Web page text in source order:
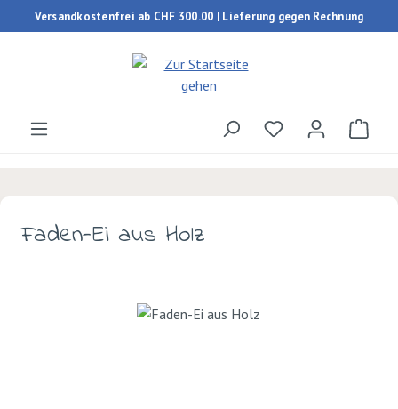
Zum Hauptinhalt springen
Versandkostenfrei ab CHF 300.00 | Lieferung gegen Rechnung
Du hast 0
Faden-Ei aus Holz
Bildergalerie überspringen